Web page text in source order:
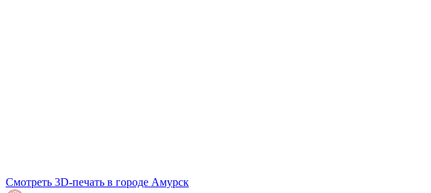
Открыть карту
Смотреть 3D-печать в городе Амурск